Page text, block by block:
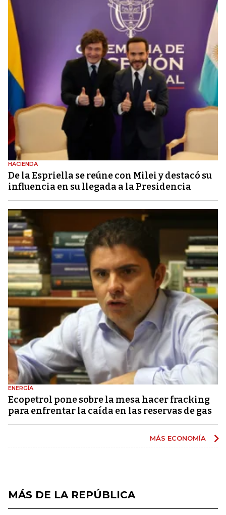
HACIENDA
De la Espriella se reúne con Milei y destacó su
influencia en su llegada a la Presidencia
ENERGÍA
Ecopetrol pone sobre la mesa hacer fracking
para enfrentar la caída en las reservas de gas
MÁS ECONOMÍA
MÁS DE LA REPÚBLICA